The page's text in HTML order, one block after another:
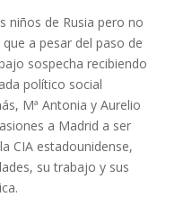
niños de Rusia pero no
a pesar del paso de
sospecha recibiendo
político social
Mª Antonia y Aurelio
a Madrid a ser
CIA estadounidense,
su trabajo y sus